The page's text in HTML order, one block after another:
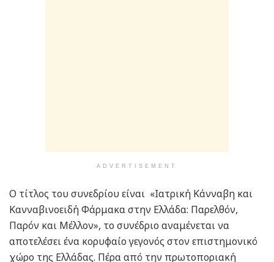
ADVERTISEMENT
Ο τίτλος του συνεδρίου είναι «Ιατρική Κάνναβη και
Κανναβινοειδή Φάρμακα στην Ελλάδα: Παρελθόν,
Παρόν και Μέλλον», το συνέδριο αναμένεται να
αποτελέσει ένα κορυφαίο γεγονός στον επιστημονικό
χώρο της Ελλάδας. Πέρα από την πρωτοποριακή